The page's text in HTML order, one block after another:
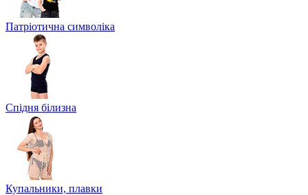
Патріотична символіка
Спідня білизна
Купальники, плавки